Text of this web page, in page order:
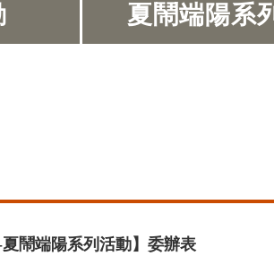
夏鬧端陽系
夏鬧端陽系列活動】委辦表